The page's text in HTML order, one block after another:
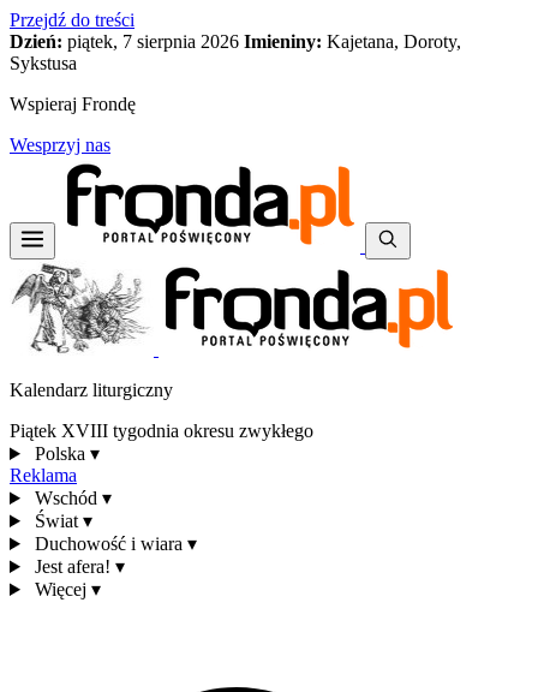
Przejdź do treści
Dzień: piątek, 7 sierpnia 2026 Imieniny: Kajetana, Doroty,
Sykstusa
Wspieraj Frondę
Wesprzyj nas
Kalendarz liturgiczny
Piątek XVIII tygodnia okresu zwykłego
Polska ▾
Reklama
Wschód ▾
Świat ▾
Duchowość i wiara ▾
Jest afera! ▾
Więcej ▾